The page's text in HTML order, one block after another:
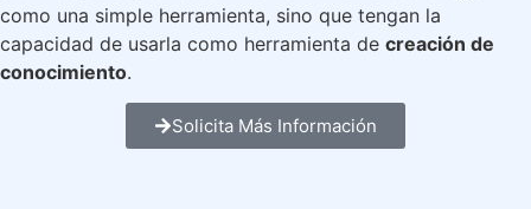
como una simple herramienta, sino que tengan la
capacidad de usarla como herramienta de creación de
conocimiento.
Solicita Más Información